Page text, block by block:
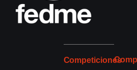
Competiciones